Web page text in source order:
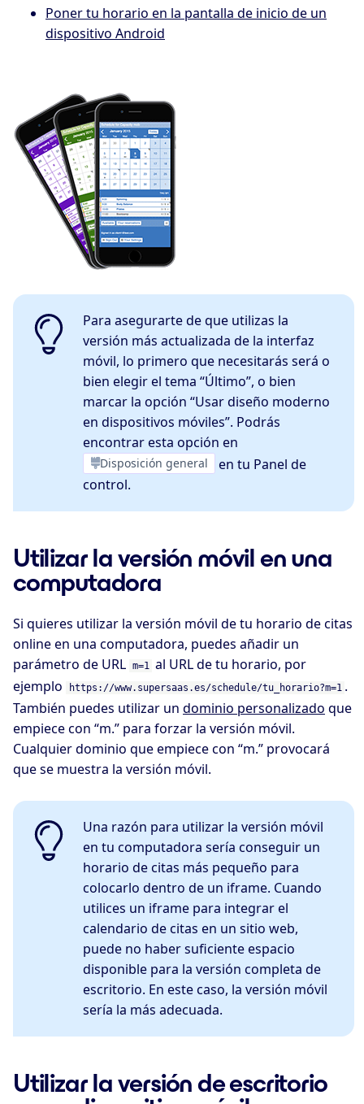
Poner tu horario en la pantalla de inicio de un
dispositivo Android
Para asegurarte de que utilizas la
versión más actualizada de la interfaz
móvil, lo primero que necesitarás será o
bien elegir el tema “Último”, o bien
marcar la opción “Usar diseño moderno
en dispositivos móviles”. Podrás
encontrar esta opción en
Disposición general
en tu Panel de
control.
Utilizar la versión móvil en una
computadora
Si quieres utilizar la versión móvil de tu horario de citas
online en una computadora, puedes añadir un
parámetro de URL m=1 al URL de tu horario, por
ejemplo
https://www.supersaas.es/schedule/tu_horario?m=1 .
También puedes utilizar un dominio personalizado que
empiece con “m.” para forzar la versión móvil.
Cualquier dominio que empiece con “m.” provocará
que se muestra la versión móvil.
Una razón para utilizar la versión móvil
en tu computadora sería conseguir un
horario de citas más pequeño para
colocarlo dentro de un iframe. Cuando
utilices un iframe para integrar el
calendario de citas en un sitio web,
puede no haber suficiente espacio
disponible para la versión completa de
escritorio. En este caso, la versión móvil
sería la más adecuada.
Utilizar la versión de escritorio